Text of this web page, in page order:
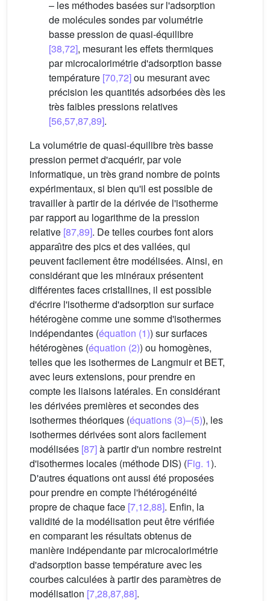
– les méthodes basées sur l'adsorption
de molécules sondes par volumétrie
basse pression de quasi-équilibre
[38,72], mesurant les effets thermiques
par microcalorimétrie d'adsorption basse
température [70,72]ou mesurant avec
précision les quantités adsorbées dès les
très faibles pressions relatives
[56,57,87,89].
La volumétrie de quasi-équilibre très basse
pression permet d'acquérir, par voie
informatique, un très grand nombre de points
expérimentaux, si bien qu'il est possible de
travailler à partir de la dérivée de l'isotherme
par rapport au logarithme de la pression
relative [87,89]. De telles courbes font alors
apparaı̂tre des pics et des vallées, qui
peuvent facilement être modélisées. Ainsi, en
considérant que les minéraux présentent
différentes faces cristallines, il est possible
d'écrire l'isotherme d'adsorption sur surface
hétérogène comme une somme d'isothermes
indépendantes (équation (1)) sur surfaces
hétérogènes (équation (2)) ou homogènes,
telles que les isothermes de Langmuir et BET,
avec leurs extensions, pour prendre en
compte les liaisons latérales. En considérant
les dérivées premières et secondes des
isothermes théoriques (équations (3)–(5)), les
isothermes dérivées sont alors facilement
modélisées [87]à partir d'un nombre restreint
d'isothermes locales (méthode DIS) (Fig. 1).
D'autres équations ont aussi été proposées
pour prendre en compte l'hétérogénéité
propre de chaque face [7,12,88]. Enfin, la
validité de la modélisation peut être vérifiée
en comparant les résultats obtenus de
manière indépendante par microcalorimétrie
d'adsorption basse température avec les
courbes calculées à partir des paramètres de
modélisation [7,28,87,88].